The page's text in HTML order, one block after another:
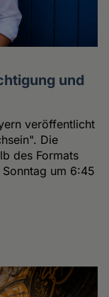
und
veröffentlicht
Die
des Formats
um 6:45